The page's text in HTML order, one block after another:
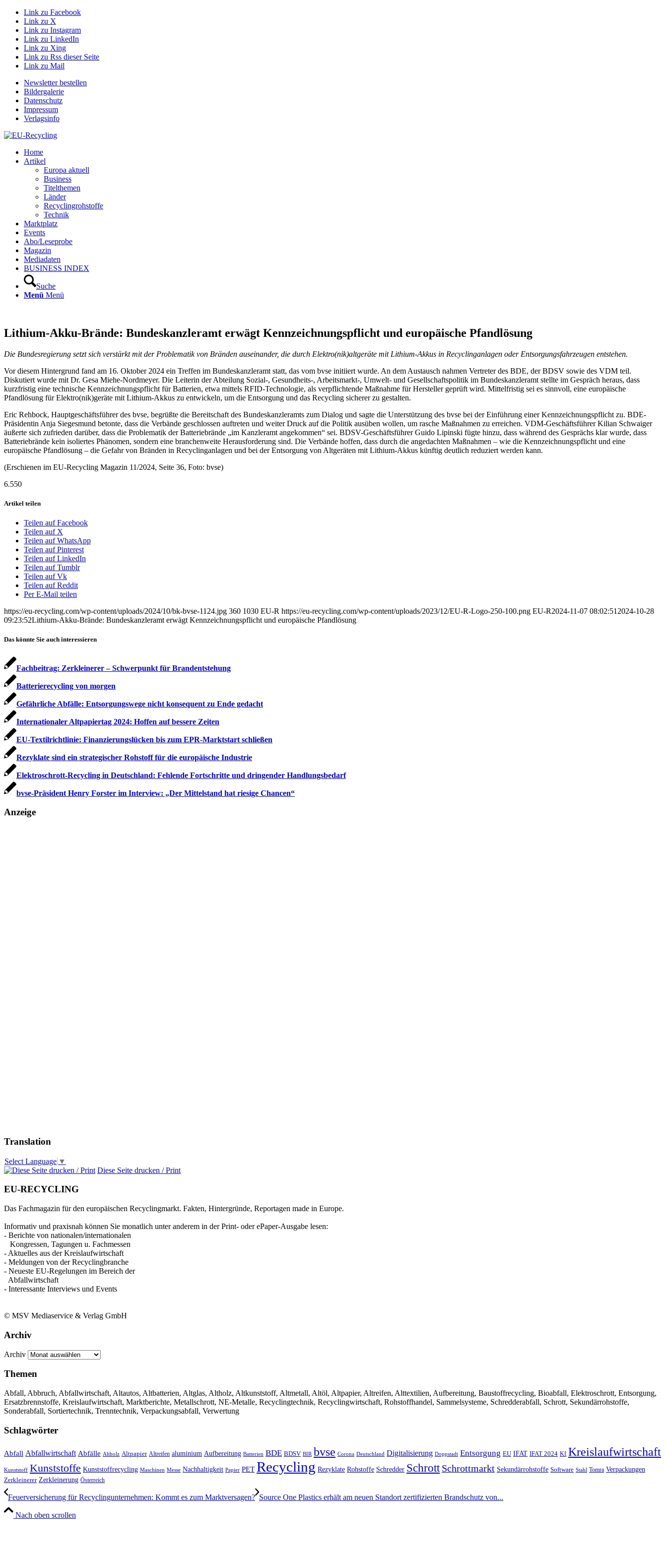
Link zu Facebook
Link zu X
Link zu Instagram
Link zu LinkedIn
Link zu Xing
Link zu Rss dieser Seite
Link zu Mail
Newsletter bestellen
Bildergalerie
Datenschutz
Impressum
Verlagsinfo
Home
Artikel
Europa aktuell
Business
Titelthemen
Länder
Recyclingrohstoffe
Technik
Marktplatz
Events
Abo/Leseprobe
Magazin
Mediadaten
BUSINESS INDEX
Suche
Menü Menü
Lithium-Akku-Brände: Bundeskanzleramt erwägt Kennzeichnungspflicht und europäische Pfandlösung
Die Bundesregierung setzt sich verstärkt mit der Problematik von Bränden auseinander, die durch Elektro(nik)altgeräte mit Lithium-Akkus in Recyclinganlagen oder Entsorgungsfahrzeugen entstehen.
Vor diesem Hintergrund fand am 16. Oktober 2024 ein Treffen im Bundeskanzleramt statt, das vom bvse initiiert wurde. An dem Austausch nahmen Vertreter des BDE, der BDSV sowie des VDM teil.
Diskutiert wurde mit Dr. Gesa Miehe-Nordmeyer. Die Leiterin der Abteilung Sozial-, Gesundheits-, Arbeitsmarkt-, Umwelt- und Gesellschaftspolitik im Bundeskanzleramt stellte im Gespräch heraus, dass
kurzfristig eine technische Kennzeichnungspflicht für Batterien, etwa mittels RFID-Technologie, als verpflichtende Maßnahme für Hersteller geprüft wird. Mittelfristig sei es sinnvoll, eine europäische
Pfandlösung für Elektro(nik)geräte mit Lithium-Akkus zu entwickeln, um die Entsorgung und das Recycling sicherer zu gestalten.
Eric Rehbock, Hauptgeschäftsführer des bvse, begrüßte die Bereitschaft des Bundeskanzleramts zum Dialog und sagte die Unterstützung des bvse bei der Einführung einer Kennzeichnungspflicht zu. BDE-
Präsidentin Anja Siegesmund betonte, dass die Verbände geschlossen auftreten und weiter Druck auf die Politik ausüben wollen, um rasche Maßnahmen zu erreichen. VDM-Geschäftsführer Kilian Schwaiger
äußerte sich zufrieden darüber, dass die Problematik der Batteriebrände „im Kanzleramt angekommen“ sei. BDSV-Geschäftsführer Guido Lipinski fügte hinzu, dass während des Gesprächs klar wurde, dass
Batteriebrände kein isoliertes Phänomen, sondern eine branchenweite Herausforderung sind. Die Verbände hoffen, dass durch die angedachten Maßnahmen – wie die Kennzeichnungspflicht und eine
europäische Pfandlösung – die Gefahr von Bränden in Recyclinganlagen und bei der Entsorgung von Altgeräten mit Lithium-Akkus künftig deutlich reduziert werden kann.
(Erschienen im EU-Recycling Magazin 11/2024, Seite 36, Foto: bvse)
6.550
Artikel teilen
Teilen auf Facebook
Teilen auf X
Teilen auf WhatsApp
Teilen auf Pinterest
Teilen auf LinkedIn
Teilen auf Tumblr
Teilen auf Vk
Teilen auf Reddit
Per E-Mail teilen
https://eu-recycling.com/wp-content/uploads/2024/10/bk-bvse-1124.jpg 360 1030 EU-R https://eu-recycling.com/wp-content/uploads/2023/12/EU-R-Logo-250-100.png EU-R2024-11-07 08:02:51 2024-10-28
09:23:52Lithium-Akku-Brände: Bundeskanzleramt erwägt Kennzeichnungspflicht und europäische Pfandlösung
Das könnte Sie auch interessieren
Fachbeitrag: Zerkleinerer – Schwerpunkt für Brandentstehung
Batterierecycling von morgen
Gefährliche Abfälle: Entsorgungswege nicht konsequent zu Ende gedacht
Internationaler Altpapiertag 2024: Hoffen auf bessere Zeiten
EU-Textilrichtlinie: Finanzierungslücken bis zum EPR-Marktstart schließen
Rezyklate sind ein strategischer Rohstoff für die europäische Industrie
Elektroschrott-Recycling in Deutschland: Fehlende Fortschritte und dringender Handlungsbedarf
bvse-Präsident Henry Forster im Interview: „Der Mittelstand hat riesige Chancen“
Anzeige
Translation
Select Language ▼
Diese Seite drucken / Print
EU-RECYCLING
Das Fachmagazin für den europäischen Recyclingmarkt. Fakten, Hintergründe, Reportagen made in Europe.
Informativ und praxisnah können Sie monatlich unter anderem in der Print- oder ePaper-Ausgabe lesen:
- Berichte von nationalen/internationalen
Kongressen, Tagungen u. Fachmessen
- Aktuelles aus der Kreislaufwirtschaft
- Meldungen von der Recyclingbranche
- Neueste EU-Regelungen im Bereich der
Abfallwirtschaft
- Interessante Interviews und Events
© MSV Mediaservice & Verlag GmbH
Archiv
Archiv
Themen
Abfall, Abbruch, Abfallwirtschaft, Altautos, Altbatterien, Altglas, Altholz, Altkunststoff, Altmetall, Altöl, Altpapier, Altreifen, Alttextilien, Aufbereitung, Baustoffrecycling, Bioabfall, Elektroschrott, Entsorgung,
Ersatzbrennstoffe, Kreislaufwirtschaft, Marktberichte, Metallschrott, NE-Metalle, Recyclingtechnik, Recyclingwirtschaft, Rohstoffhandel, Sammelsysteme, Schredderabfall, Schrott, Sekundärrohstoffe,
Sonderabfall, Sortiertechnik, Trenntechnik, Verpackungsabfall, Verwertung
Schlagwörter
Abfall Abfallwirtschaft Abfälle Altholz Altpapier Altreifen aluminium Aufbereitung Batterien BDE BDSV BIR bvse Corona Deutschland Digitalisierung Doppstadt Entsorgung EU IFAT IFAT 2024 KI Kreislaufwirtschaft
Kunststoff Kunststoffe Kunststoffrecycling Maschinen Messe Nachhaltigkeit Papier PET Recycling Rezyklate Rohstoffe Schredder Schrott Schrottmarkt Sekundärrohstoffe Software Stahl Tomra Verpackungen
Zerkleinerer Zerkleinerung Österreich
Feuerversicherung für Recyclingunternehmen: Kommt es zum Marktversagen? Source One Plastics erhält am neuen Standort zertifizierten Brandschutz von...
Nach oben scrollen